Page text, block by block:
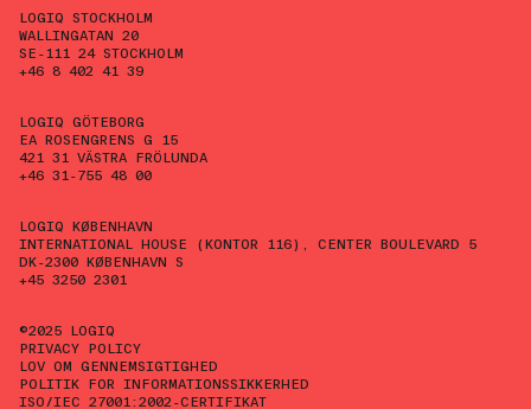
LOGIQ STOCKHOLM
WALLINGATAN 20
SE-111 24 STOCKHOLM
+46 8 402 41 39
LOGIQ GÖTEBORG
EA ROSENGRENS G 15
421 31 VÄSTRA FRÖLUNDA
+46 31-755 48 00
LOGIQ KØBENHAVN
INTERNATIONAL HOUSE (KONTOR 116), CENTER BOULEVARD 5
DK-2300 KØBENHAVN S
+45 3250 2301
©2025 LOGIQ
PRIVACY POLICY
LOV OM GENNEMSIGTIGHED
POLITIK FOR INFORMATIONSSIKKERHED
ISO/IEC 27001:2002-CERTIFIKAT